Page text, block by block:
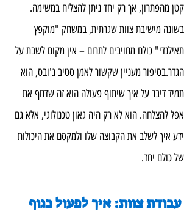
קטן מהפתרון, אך רק יחד ניתן להצליח במשימה.
בשונה מישיבת צוות שגרתית, במשחק "מוקפץ
תאילנדי" כולם מחויבים לתרום – אין מקום לשבת על
הגדר.בסיפור מעניין שקשור לאמן סטיב ג'ובס, הוא
תמיד דיבר על איך שיתוף פעולה הוא זה שדחף את
אפל להצלחה. הוא לא רק היה גאון טכנולוגי, אלא גם
ידע איך לשלב את הקבוצה שלו ולמקסם את היכולות
של כולם יחד.
עבודת צוות: איך לפעול כגוף